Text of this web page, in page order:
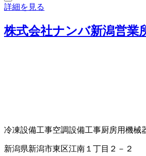
詳細を見る
株式会社ナンバ新潟営業
冷凍設備工事空調設備工事厨房用機械
新潟県新潟市東区江南１丁目２－２